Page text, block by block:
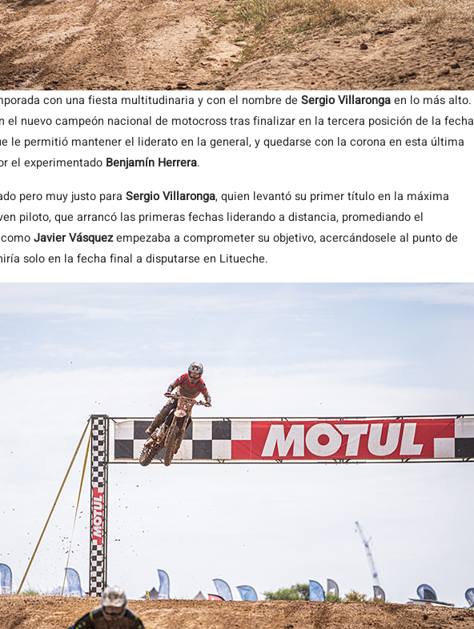
con una fiesta multitudinaria y con el nombre de Sergio Villarongaen lo más alto.
el nuevo campeón nacional de motocross tras finalizar en la tercera posición de la fecha
le permitió mantener el liderato en la general, y quedarse con la corona en esta última
el experimentado Benjamín Herrera.
pero muy justo para Sergio Villaronga, quien levantó su primer título en la máxima
piloto, que arrancó las primeras fechas liderando a distancia, promediando el
Javier Vásquezempezaba a comprometer su objetivo, acercándosele al punto de
solo en la fecha final a disputarse en Litueche.